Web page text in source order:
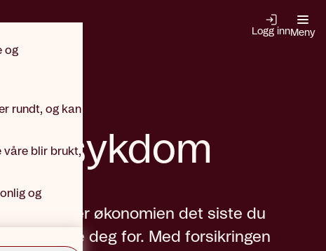
og
rundt, og kan
våre blir brukt,
og
Logg innMeny
sykdom
syk er økonomien det siste du
bekymre deg for. Med forsikringen